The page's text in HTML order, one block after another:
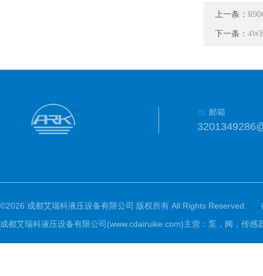
上一条：
下一条：
邮箱
©2026 成都艾瑞科液压设备有限公司 版权所有 All Rights Reserved.
成都艾瑞科液压设备有限公司(www.cdairuike.com)主营：泵，阀，传